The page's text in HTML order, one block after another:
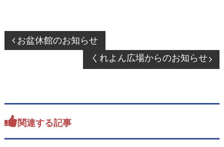
稿
ー
シ
お盆休館のお知らせ
くれよん広場からのお知らせ
関連する記事